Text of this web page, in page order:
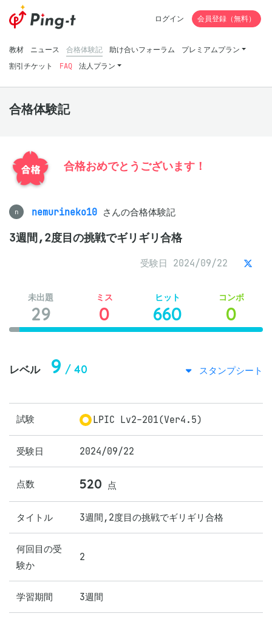
教材 ニュース 合格体験記 助け合いフォーラム
プレミアムプラン
割引チケット
FAQ 法人プラン
ログイン 会員登録（無料）
合格体験記
合格おめでとうございます！
n nemurineko10 さんの合格体験記
3週間,2度目の挑戦でギリギリ合格
受験日 2024/09/22
未出題
29
ミス
0
ヒット
660
コンボ
0
レベル 9 / 40 スタンプシート
試験 LPIC Lv2-201(Ver4.5)
受験日 2024/09/22
点数 520 点
タイトル 3週間,2度目の挑戦でギリギリ合格
何回目の受
験か
2
学習期間 3週間